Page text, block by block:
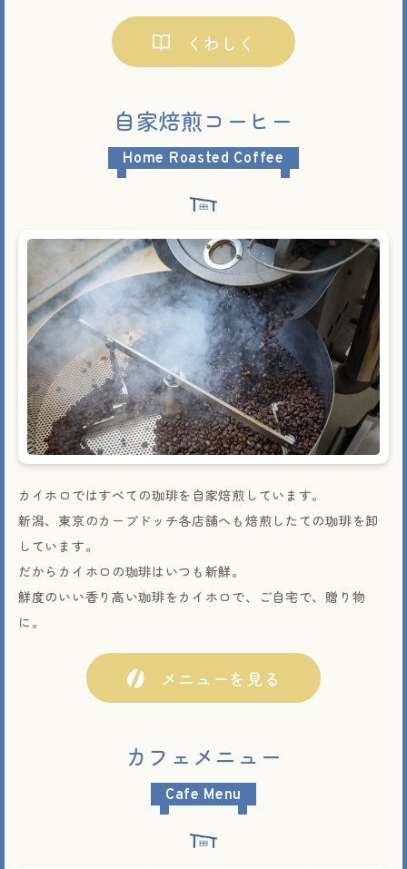
くわしく
自家焙煎コーヒー
Home Roasted Coffee
カイホロではすべての珈琲を自家焙煎しています。
新潟、東京のカーブドッチ各店舗へも焙煎したての珈琲を卸
しています。
だからカイホロの珈琲はいつも新鮮。
鮮度のいい香り高い珈琲をカイホロで、ご自宅で、贈り物
に。
メニューを見る
カフェメニュー
Cafe Menu